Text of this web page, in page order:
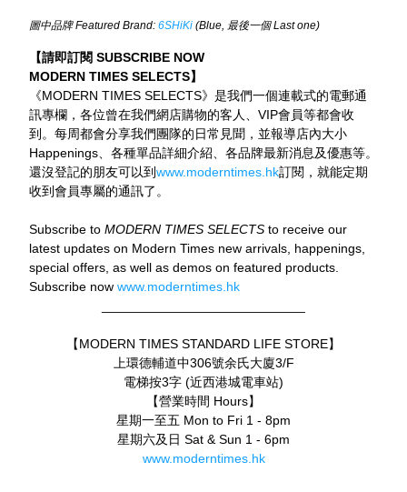
圖中品牌 Featured Brand: 6SHiKi (Blue, 最後一個 Last one)
【請即訂閱 SUBSCRIBE NOW
MODERN TIMES SELECTS】
《MODERN TIMES SELECTS》是我們一個連載式的電郵通
訊專欄，各位曾在我們網店購物的客人、VIP會員等都會收
到。每周都會分享我們團隊的日常見聞，並報導店內大小
Happenings、各種單品詳細介紹、各品牌最新消息及優惠等。
還沒登記的朋友可以到www.moderntimes.hk訂閱，就能定期
收到會員專屬的通訊了。
Subscribe to MODERN TIMES SELECTS to receive our
latest updates on Modern Times new arrivals, happenings,
special offers, as well as demos on featured products.
Subscribe now www.moderntimes.hk
【MODERN TIMES STANDARD LIFE STORE】
上環德輔道中306號余氏大廈3/F
電梯按3字 (近西港城電車站)
【營業時間 Hours】
星期一至五 Mon to Fri 1 - 8pm
星期六及日 Sat & Sun 1 - 6pm
www.moderntimes.hk